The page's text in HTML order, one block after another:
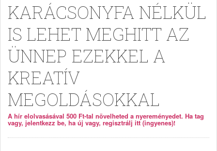
KARÁCSONYFA NÉLKÜL
IS LEHET MEGHITT AZ
ÜNNEP EZEKKEL A
KREATÍV
MEGOLDÁSOKKAL
A hír elolvasásával 500 Ft-tal növelheted a nyereményedet. Ha tag
vagy, jelentkezz be, ha új vagy, regisztrálj itt (ingyenes)!